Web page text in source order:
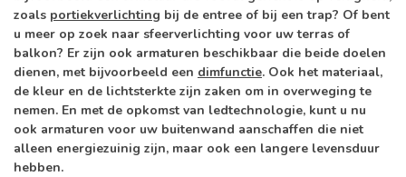
zoals portiekverlichting bij de entree of bij een trap? Of bent
u meer op zoek naar sfeerverlichting voor uw terras of
balkon? Er zijn ook armaturen beschikbaar die beide doelen
dienen, met bijvoorbeeld een dimfunctie. Ook het materiaal,
de kleur en de lichtsterkte zijn zaken om in overweging te
nemen. En met de opkomst van ledtechnologie, kunt u nu
ook armaturen voor uw buitenwand aanschaffen die niet
alleen energiezuinig zijn, maar ook een langere levensduur
hebben.